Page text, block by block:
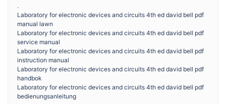
.
Laboratory for electronic devices and circuits 4th ed david bell pdf
manual lawn
Laboratory for electronic devices and circuits 4th ed david bell pdf
service manual
Laboratory for electronic devices and circuits 4th ed david bell pdf
instruction manual
Laboratory for electronic devices and circuits 4th ed david bell pdf
handbok
Laboratory for electronic devices and circuits 4th ed david bell pdf
bedienungsanleitung